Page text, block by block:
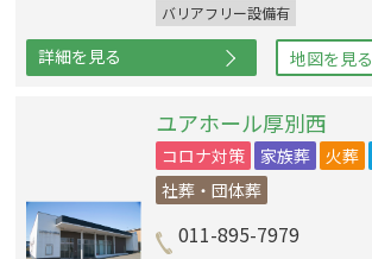
バリアフリー設備有
詳細を見る 地図を見る
ユアホール厚別西
コロナ対策 家族葬 火葬
社葬・団体葬
011-895-7979